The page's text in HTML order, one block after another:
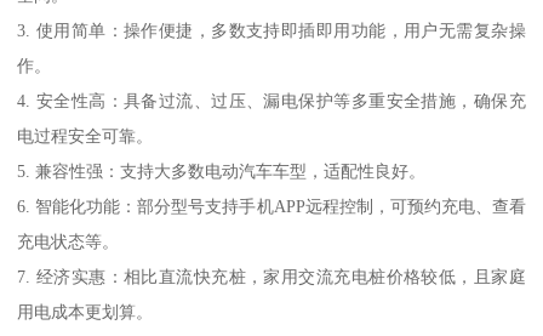
3. 使用简单：操作便捷，多数支持即插即用功能，用户无需复杂操
作。
4. 安全性高：具备过流、过压、漏电保护等多重安全措施，确保充
电过程安全可靠。
5. 兼容性强：支持大多数电动汽车车型，适配性良好。
6. 智能化功能：部分型号支持手机APP远程控制，可预约充电、查看
充电状态等。
7. 经济实惠：相比直流快充桩，家用交流充电桩价格较低，且家庭
用电成本更划算。